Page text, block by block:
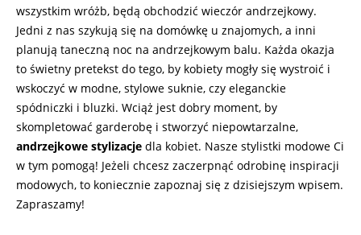
wszystkim wróżb, będą obchodzić wieczór andrzejkowy.
Jedni z nas szykują się na domówkę u znajomych, a inni
planują taneczną noc na andrzejkowym balu. Każda okazja
to świetny pretekst do tego, by kobiety mogły się wystroić i
wskoczyć w modne, stylowe suknie, czy eleganckie
spódniczki i bluzki. Wciąż jest dobry moment, by
skompletować garderobę i stworzyć niepowtarzalne,
andrzejkowe stylizacje dla kobiet. Nasze stylistki modowe Ci
w tym pomogą! Jeżeli chcesz zaczerpnąć odrobinę inspiracji
modowych, to koniecznie zapoznaj się z dzisiejszym wpisem.
Zapraszamy!